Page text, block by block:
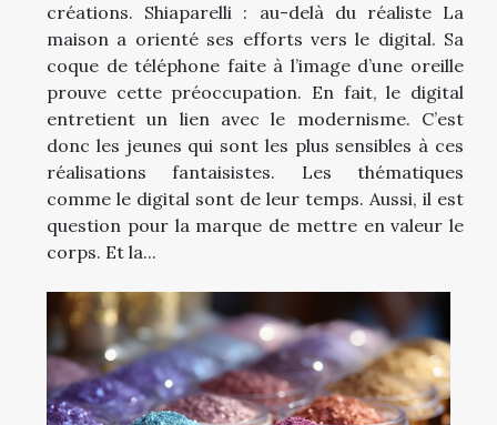
créations. Shiaparelli : au-delà du réaliste La
maison a orienté ses efforts vers le digital. Sa
coque de téléphone faite à l’image d’une oreille
prouve cette préoccupation. En fait, le digital
entretient un lien avec le modernisme. C’est
donc les jeunes qui sont les plus sensibles à ces
réalisations fantaisistes. Les thématiques
comme le digital sont de leur temps. Aussi, il est
question pour la marque de mettre en valeur le
corps. Et la...